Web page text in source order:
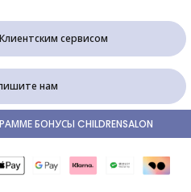
сервисом
нам
БОНУСЫ CHILDRENSALON